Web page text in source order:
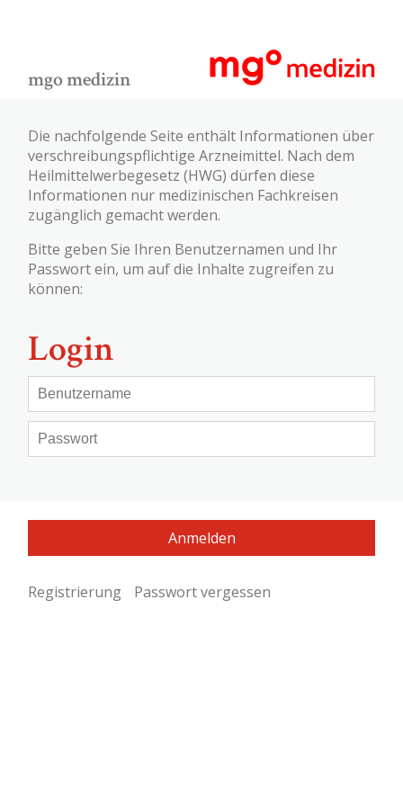
mgo medizin
Die nachfolgende Seite enthält Informationen über
verschreibungspflichtige Arzneimittel. Nach dem
Heilmittelwerbegesetz (HWG) dürfen diese
Informationen nur medizinischen Fachkreisen
zugänglich gemacht werden.
Bitte geben Sie Ihren Benutzernamen und Ihr
Passwort ein, um auf die Inhalte zugreifen zu
können:
Login
Registrierung Passwort vergessen